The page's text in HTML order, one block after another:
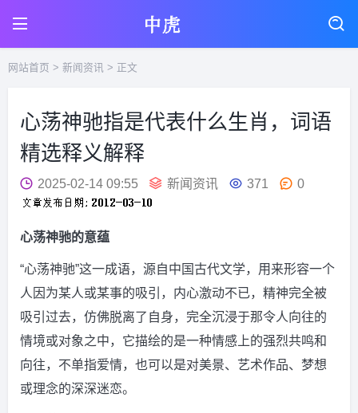
网站首页 > 新闻资讯 > 正文
心荡神驰指是代表什么生肖，词语
精选释义解释
2025-02-14 09:55 新闻资讯 371 0
心荡神驰的意蕴
“心荡神驰”这一成语，源自中国古代文学，用来形容一个
人因为某人或某事的吸引，内心激动不已，精神完全被
吸引过去，仿佛脱离了自身，完全沉浸于那令人向往的
情境或对象之中，它描绘的是一种情感上的强烈共鸣和
向往，不单指爱情，也可以是对美景、艺术作品、梦想
或理念的深深迷恋。